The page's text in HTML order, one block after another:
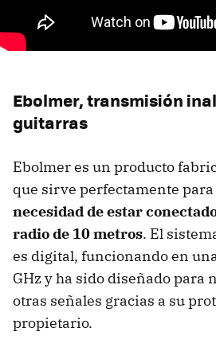
Ebolmer, transmisión
guitarras
Ebolmer es un producto
que sirve perfectamente para
necesidad de estar
radio de 10 metros. El
es digital, funcionando en
GHz y ha sido diseñado para
otras señales gracias a su
propietario.